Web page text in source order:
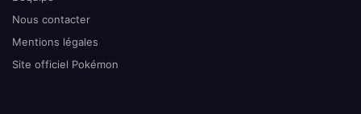
Nous contacter
Mentions légales
Site officiel Pokémon